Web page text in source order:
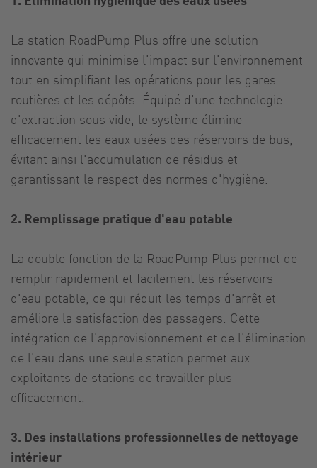
La station RoadPump Plus offre une solution
innovante qui minimise l'impact sur l'environnement
tout en simplifiant les opérations pour les gares
routières et les dépôts. Équipé d'une technologie
d'extraction sous vide, le système élimine
efficacement les eaux usées des réservoirs de bus,
évitant ainsi l'accumulation de résidus et
garantissant le respect des normes d'hygiène.
2. Remplissage pratique d'eau potable
La double fonction de la RoadPump Plus permet de
remplir rapidement et facilement les réservoirs
d'eau potable, ce qui réduit les temps d'arrêt et
améliore la satisfaction des passagers. Cette
intégration de l'approvisionnement et de l'élimination
de l'eau dans une seule station permet aux
exploitants de stations de travailler plus
efficacement.
3. Des installations professionnelles de nettoyage
intérieur